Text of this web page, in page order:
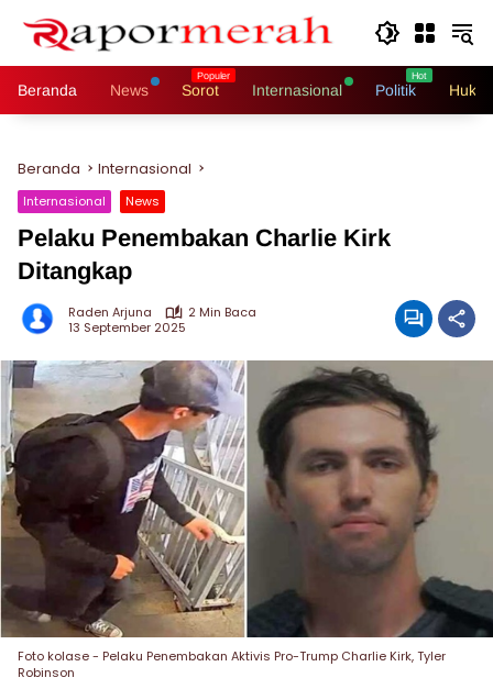
Beranda News Sorot Internasional Politik
Beranda Internasional
Internasional News
Pelaku Penembakan Charlie Kirk
Ditangkap
Raden Arjuna
2 Min Baca
13 September 2025
Foto kolase - Pelaku Penembakan Aktivis Pro-Trump Charlie Kirk, Tyler
Robinson